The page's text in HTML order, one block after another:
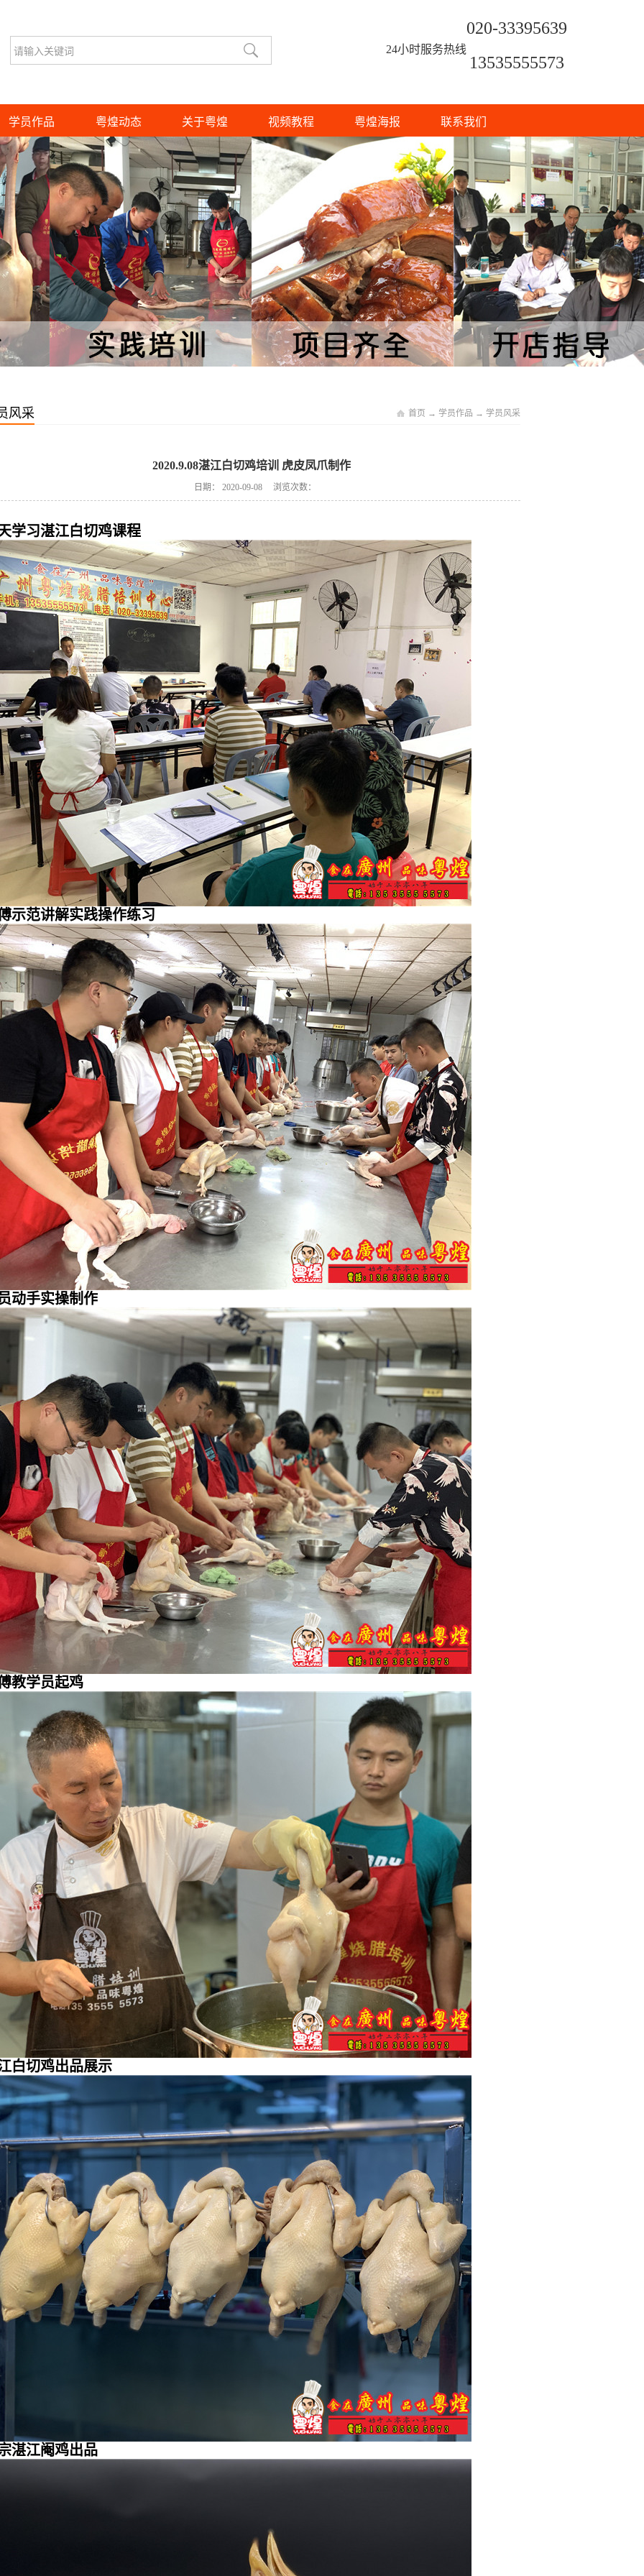
24小时服务热线
020-33395639
13535555573
学员作品 粤煌动态 关于粤煌 视频教程 粤煌海报 联系我们
风采 首页 → 学员作品 → 学员风采
2020.9.08湛江白切鸡培训 虎皮凤爪制作
日期： 2020-09-08 浏览次数：
学习湛江白切鸡课程
示范讲解实践操作练习
动手实操制作
教学员起鸡
白切鸡出品展示
湛江阉鸡出品